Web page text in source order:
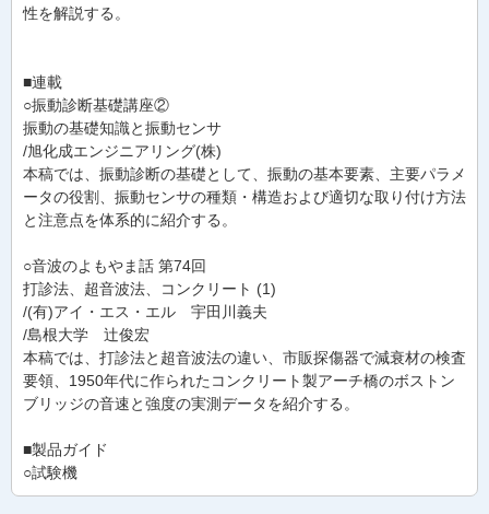
性を解説する。
■連載
○振動診断基礎講座②
振動の基礎知識と振動センサ
/旭化成エンジニアリング(株)
本稿では、振動診断の基礎として、振動の基本要素、主要パラメ
ータの役割、振動センサの種類・構造および適切な取り付け方法
と注意点を体系的に紹介する。
○音波のよもやま話 第74回
打診法、超音波法、コンクリート (1)
/(有)アイ・エス・エル 宇田川義夫
/島根大学 辻俊宏
本稿では、打診法と超音波法の違い、市販探傷器で減衰材の検査
要領、1950年代に作られたコンクリート製アーチ橋のボストン
ブリッジの音速と強度の実測データを紹介する。
■製品ガイド
○試験機